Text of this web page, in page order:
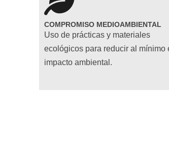
COMPROMISO MEDIOAMBIENTAL
Uso de prácticas y materiales
ecológicos para reducir al mínimo
impacto ambiental.